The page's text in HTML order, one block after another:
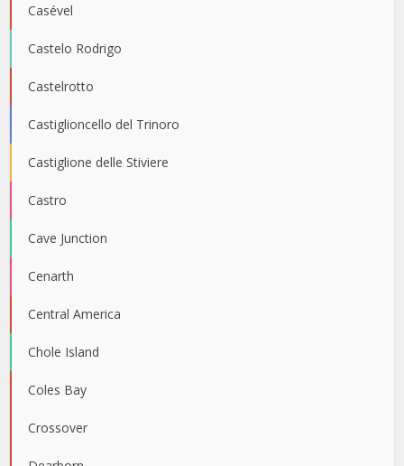
Casével
Castelo Rodrigo
Castelrotto
Castiglioncello del Trinoro
Castiglione delle Stiviere
Castro
Cave Junction
Cenarth
Central America
Chole Island
Coles Bay
Crossover